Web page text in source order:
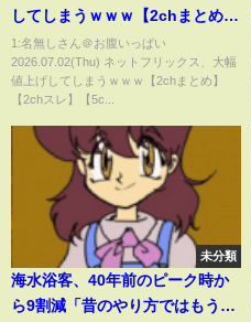
してしまうｗｗｗ【2chまとめ】
【2chスレ】【5chスレ】
1:名無しさん＠お腹いっぱい
2026.07.02(Thu) ネットフリックス、大幅
値上げしてしまうｗｗｗ【2chまとめ】
【2chスレ】【5c...
未分類
海水浴客、40年前のピーク時か
ら9割減「昔のやり方ではもうお